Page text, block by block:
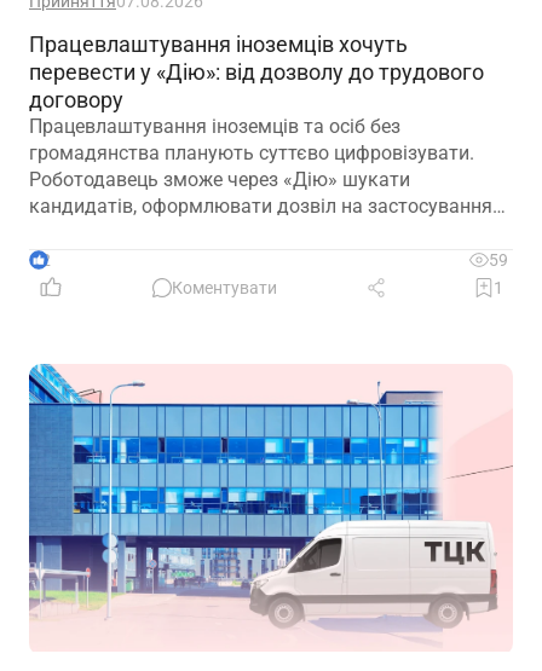
Працевлаштування іноземців хочуть
перевести у «Дію»: від дозволу до трудового
договору
Працевлаштування іноземців та осіб без
громадянства планують суттєво цифровізувати.
Роботодавець зможе через «Дію» шукати
кандидатів, оформлювати дозвіл на застосування
прийняття на роботу
2
59
Коментувати
1